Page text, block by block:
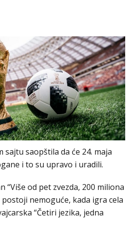
sajtu saopštila da će 24. maja
i to su upravo i uradili.
“Više od pet zvezda, 200 miliona
postoji nemoguće, kada igra cela
“Četiri jezika, jedna